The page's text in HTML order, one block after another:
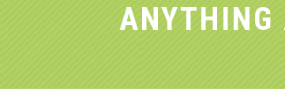
ANYTHING